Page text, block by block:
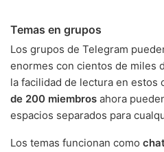
Temas en grupos
Los grupos de Telegram
enormes con cientos de miles
la facilidad de lectura en estos
de 200 miembros ahora
espacios separados para
Los temas funcionan como